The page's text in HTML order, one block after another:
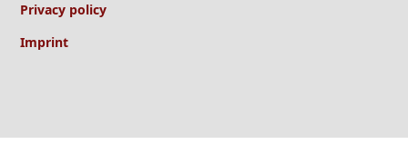
Privacy policy
Imprint